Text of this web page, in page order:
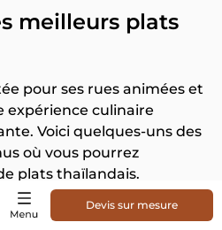
meilleurs plats
pour ses rues animées et
expérience culinaire
Voici quelques-uns des
où vous pourrez
plats thaïlandais.
(Bangkok) :Devis sur mesure